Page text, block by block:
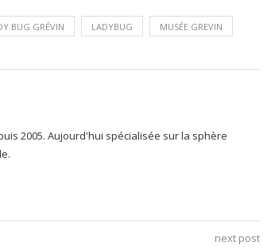
BUG GRÉVIN LADYBUG MUSÉE GREVIN
2005. Aujourd'hui spécialisée sur la sphère
next post